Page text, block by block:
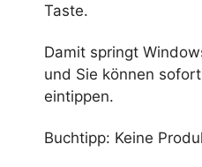
Taste.
Damit springt
und Sie können
eintippen.
Buchtipp: Keine